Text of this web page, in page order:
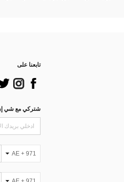
تابعنا على
شتركي مع شي إن
AE + 971